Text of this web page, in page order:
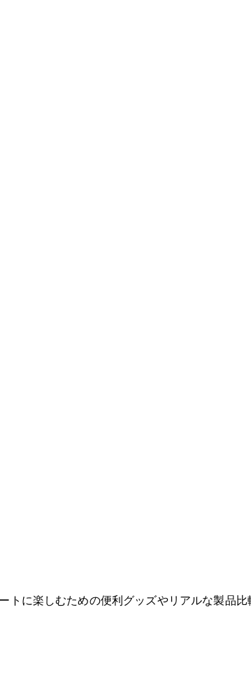
トに楽しむための便利グッズやリアルな製品